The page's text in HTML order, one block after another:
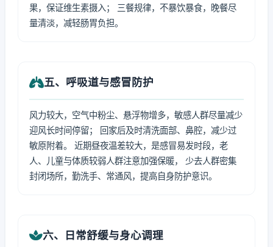
果，保证维生素摄入； 三餐规律，不暴饮暴食，晚餐尽
量清淡，减轻肠胃负担。
五、呼吸道与感冒防护
风力较大，空气中粉尘、悬浮物增多，敏感人群尽量减少
迎风长时间停留； 回家后及时清洗面部、鼻腔，减少过
敏原附着。 近期昼夜温差较大，是感冒易发时段，老
人、儿童与体质较弱人群注意加强保暖， 少去人群密集
封闭场所，勤洗手、常通风，提高自身防护意识。
六、日常舒缓与身心调理